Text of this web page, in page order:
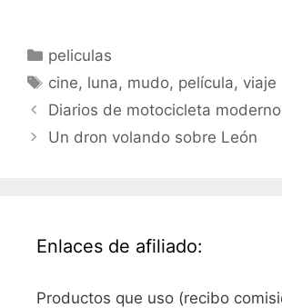
Categorías
peliculas
Etiquetas
cine, luna, mudo, película, viaje
Diarios de motocicleta
Un dron volando sobre León
Enlaces de afiliado:
Productos que uso (recibo